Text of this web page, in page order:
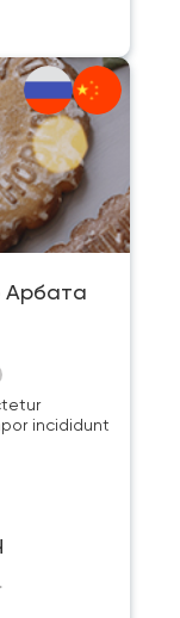
Арбата
incididunt